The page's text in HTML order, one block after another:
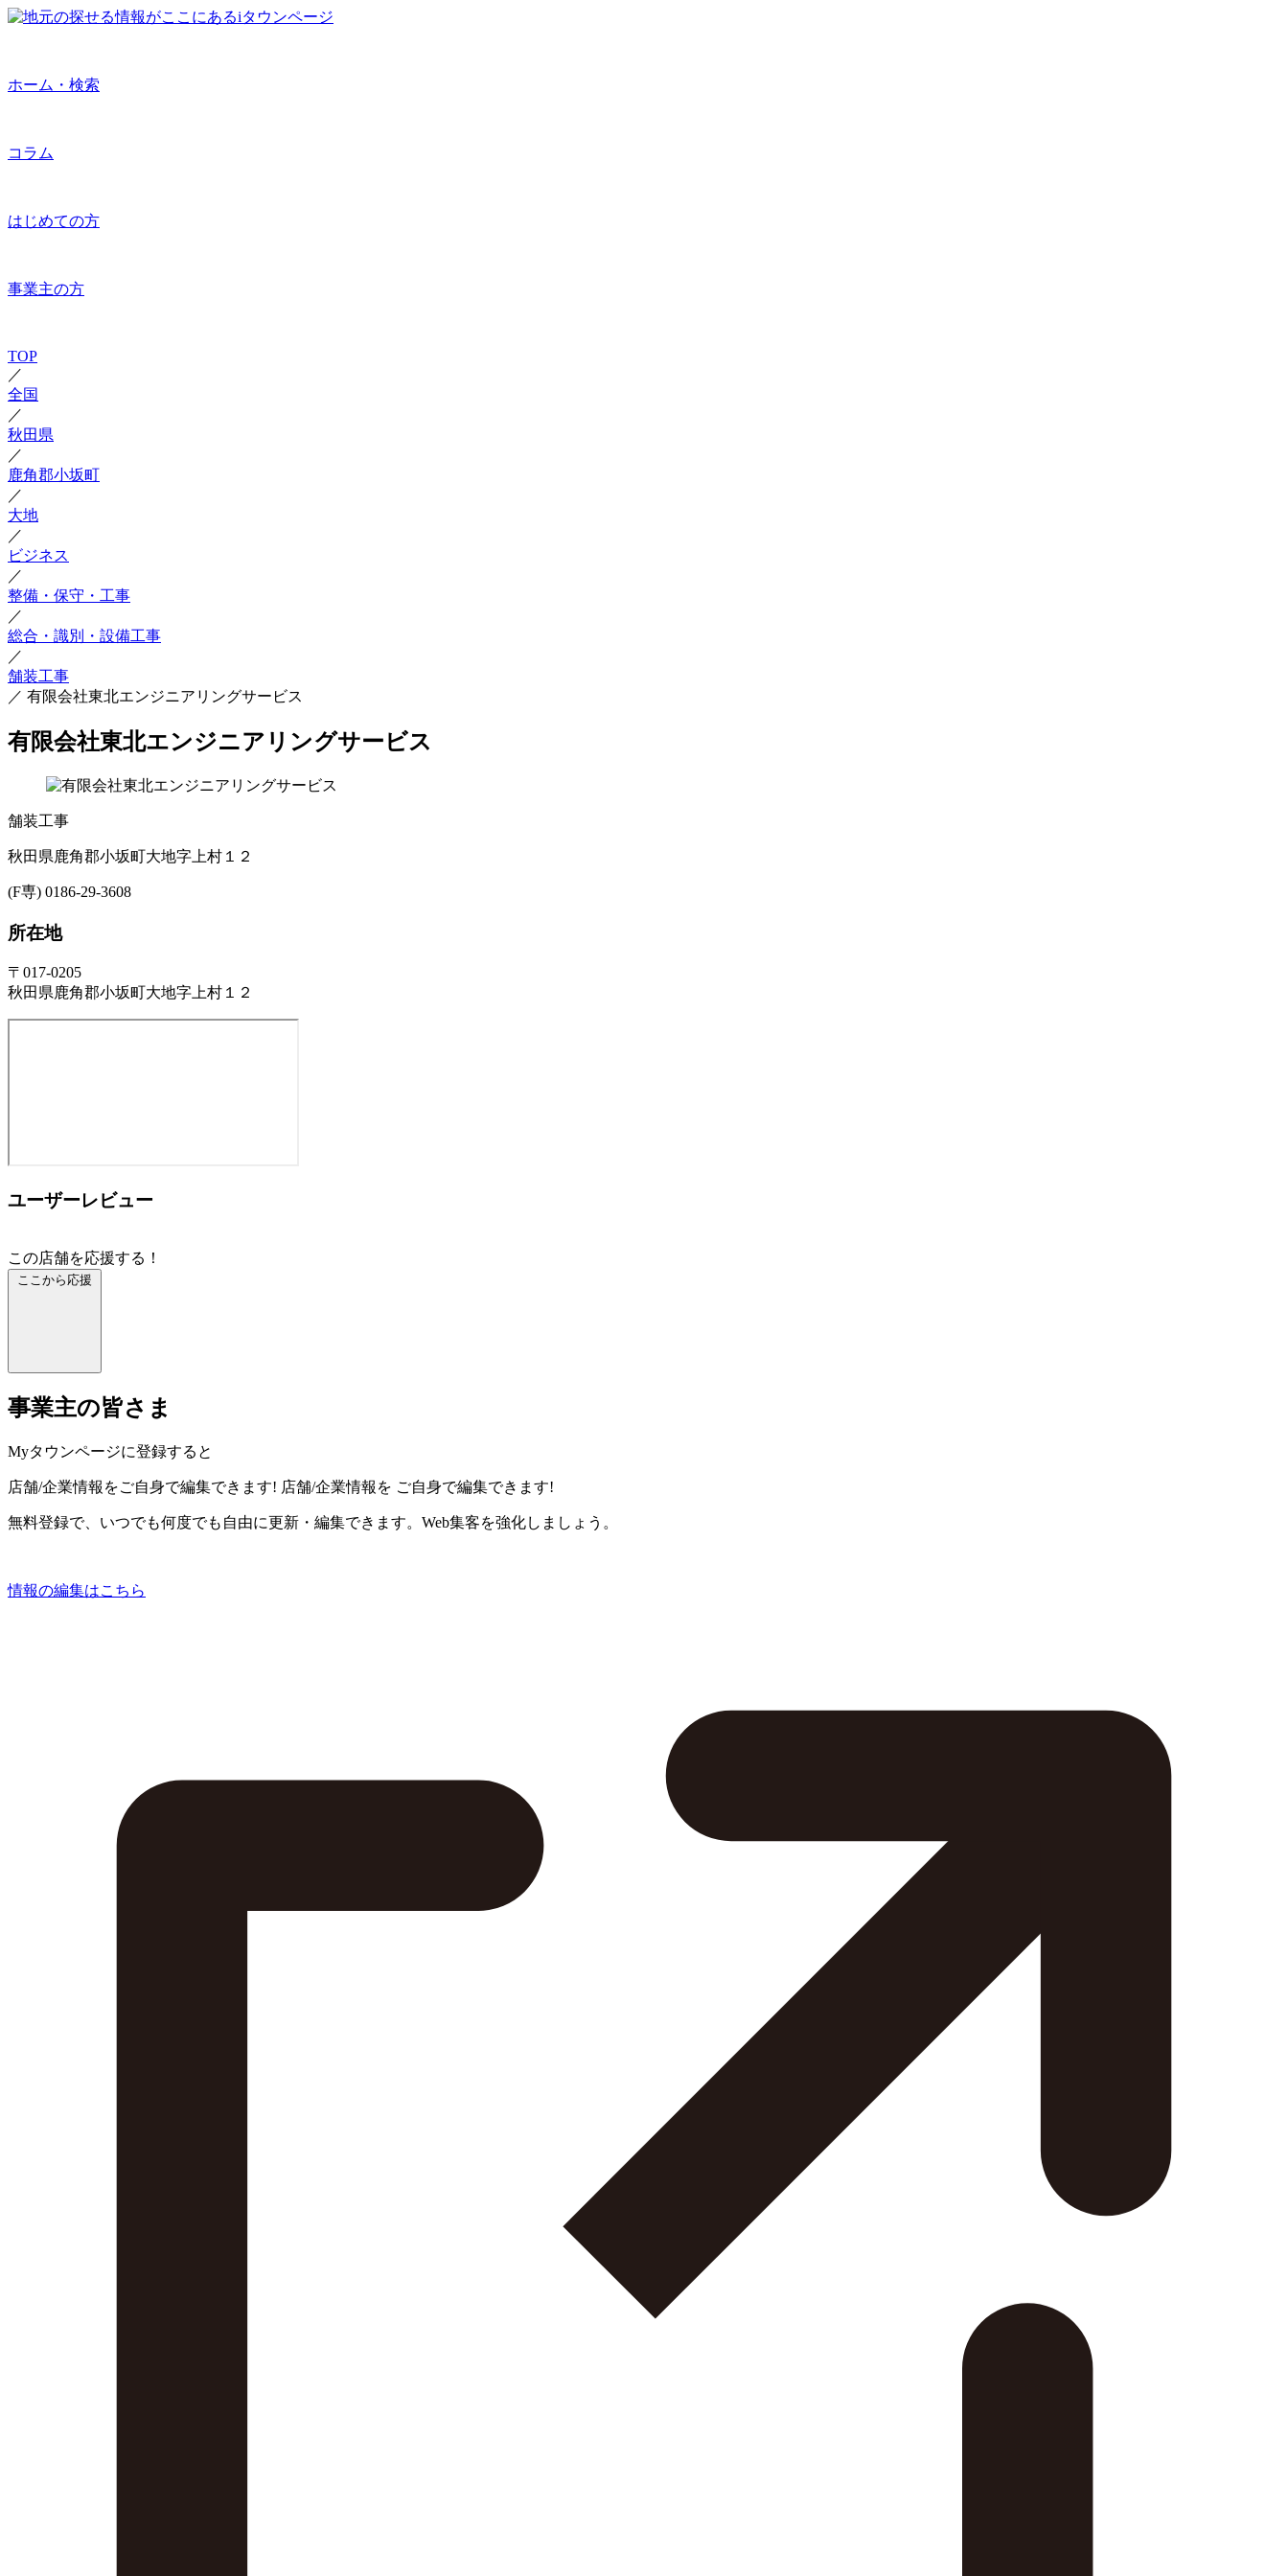
ホーム・検索
コラム
はじめての方
事業主の方
TOP
／
全国
／
秋田県
／
鹿角郡小坂町
／
大地
／
ビジネス
／
整備・保守・工事
／
総合・識別・設備工事
／
舗装工事
／ 有限会社東北エンジニアリングサービス
有限会社東北エンジニアリングサービス
舗装工事
秋田県鹿角郡小坂町大地字上村１２
(F専) 0186-29-3608
所在地
〒017-0205
秋田県鹿角郡小坂町大地字上村１２
ユーザーレビュー
この店舗を応援する！
ここから応援
事業主の皆さま
Myタウンページに登録すると
店舗/企業情報をご自身で編集できます! 店舗/企業情報を ご自身で編集できます!
無料登録で、いつでも何度でも自由に更新・編集できます。Web集客を強化しましょう。
情報の編集はこちら